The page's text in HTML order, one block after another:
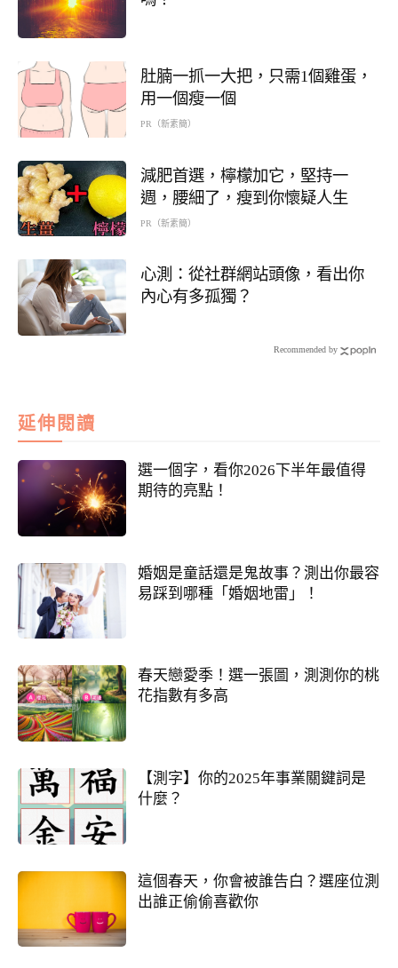
肚腩一抓一大把，只需1個雞蛋，
用一個瘦一個
PR（新素簡）
減肥首選，檸檬加它，堅持一
週，腰細了，瘦到你懷疑人生
PR（新素簡）
心測：從社群網站頭像，看出你
內心有多孤獨？
Recommended by
延伸閱讀
選一個字，看你2026下半年最值得
期待的亮點！
婚姻是童話還是鬼故事？測出你最容
易踩到哪種「婚姻地雷」！
春天戀愛季！選一張圖，測測你的桃
花指數有多高
【測字】你的2025年事業關鍵詞是
什麼？
這個春天，你會被誰告白？選座位測
出誰正偷偷喜歡你
他會是你最終的幸福？